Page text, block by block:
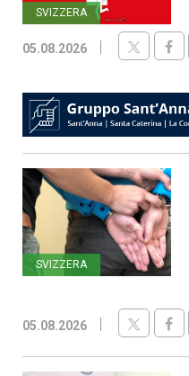
SVIZZERA
05.08.2026
SVIZZERA
05.08.2026